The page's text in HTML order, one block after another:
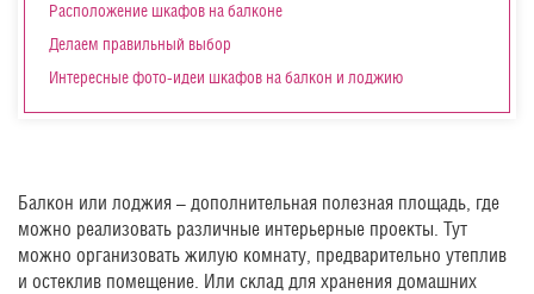
Расположение шкафов на балконе
Делаем правильный выбор
Интересные фото-идеи шкафов на балкон и лоджию
Балкон или лоджия – дополнительная полезная площадь, где
можно реализовать различные интерьерные проекты. Тут
можно организовать жилую комнату, предварительно утеплив
и остеклив помещение. Или склад для хранения домашних